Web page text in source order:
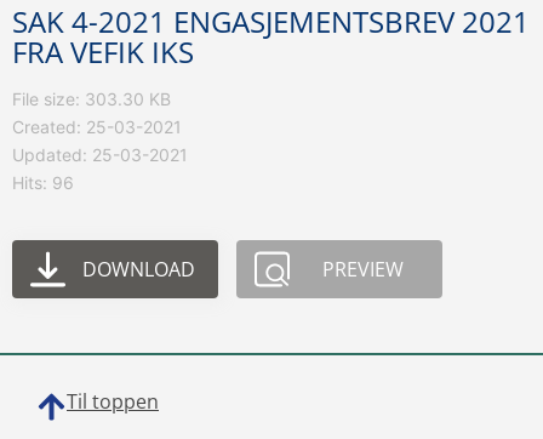
SAK 4-2021 ENGASJEMENTSBREV 2021
FRA VEFIK IKS
File size: 303.30 KB
Created: 25-03-2021
Updated: 25-03-2021
Hits: 96
DOWNLOAD PREVIEW
Til toppen